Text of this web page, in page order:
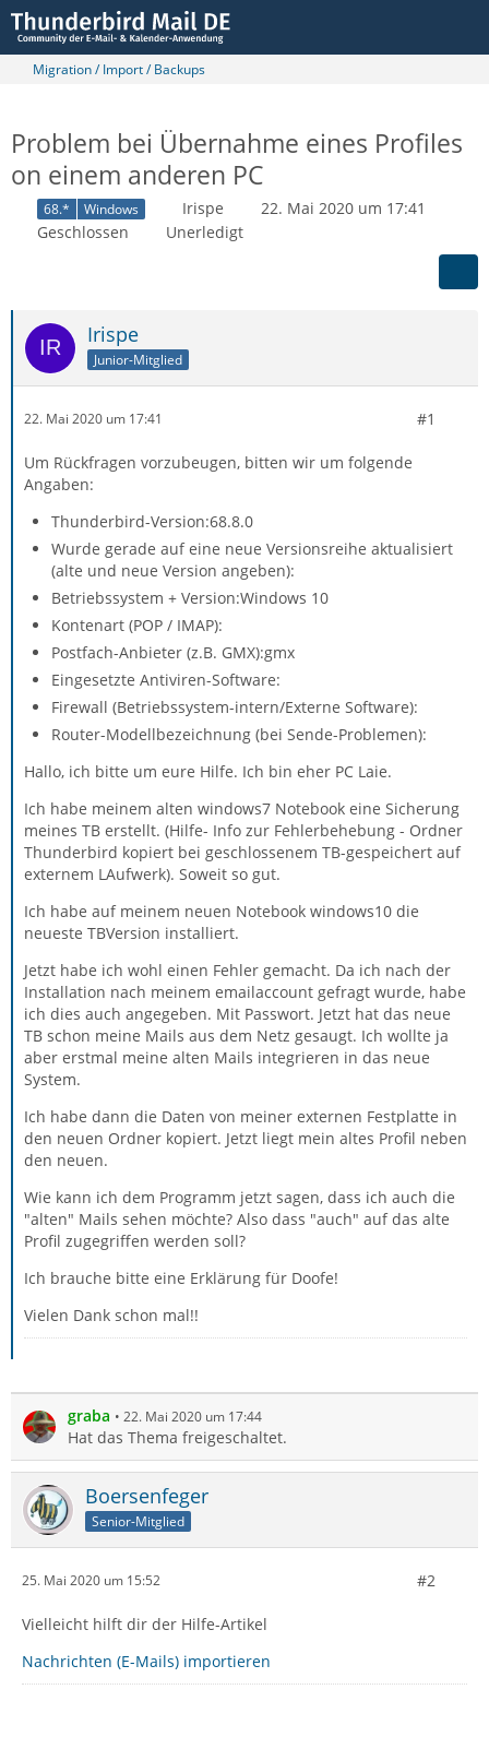
Migration / Import / Backups
Problem bei Übernahme eines Profiles
on einem anderen PC
68.* Windows Irispe
22. Mai 2020 um 17:41
Geschlossen
Unerledigt
Irispe
Junior-Mitglied
22. Mai 2020 um 17:41 #1
Um Rückfragen vorzubeugen, bitten wir um folgende
Angaben:
Thunderbird-Version:68.8.0
Wurde gerade auf eine neue Versionsreihe aktualisiert
(alte und neue Version angeben):
Betriebssystem + Version:Windows 10
Kontenart (POP / IMAP):
Postfach-Anbieter (z.B. GMX):gmx
Eingesetzte Antiviren-Software:
Firewall (Betriebssystem-intern/Externe Software):
Router-Modellbezeichnung (bei Sende-Problemen):
Hallo, ich bitte um eure Hilfe. Ich bin eher PC Laie.
Ich habe meinem alten windows7 Notebook eine Sicherung
meines TB erstellt. (Hilfe- Info zur Fehlerbehebung - Ordner
Thunderbird kopiert bei geschlossenem TB-gespeichert auf
externem LAufwerk). Soweit so gut.
Ich habe auf meinem neuen Notebook windows10 die
neueste TBVersion installiert.
Jetzt habe ich wohl einen Fehler gemacht. Da ich nach der
Installation nach meinem emailaccount gefragt wurde, habe
ich dies auch angegeben. Mit Passwort. Jetzt hat das neue
TB schon meine Mails aus dem Netz gesaugt. Ich wollte ja
aber erstmal meine alten Mails integrieren in das neue
System.
Ich habe dann die Daten von meiner externen Festplatte in
den neuen Ordner kopiert. Jetzt liegt mein altes Profil neben
den neuen.
Wie kann ich dem Programm jetzt sagen, dass ich auch die
"alten" Mails sehen möchte? Also dass "auch" auf das alte
Profil zugegriffen werden soll?
Ich brauche bitte eine Erklärung für Doofe!
Vielen Dank schon mal!!
graba 22. Mai 2020 um 17:44
Hat das Thema freigeschaltet.
Boersenfeger
Senior-Mitglied
25. Mai 2020 um 15:52 #2
Vielleicht hilft dir der Hilfe-Artikel
Nachrichten (E-Mails) importieren